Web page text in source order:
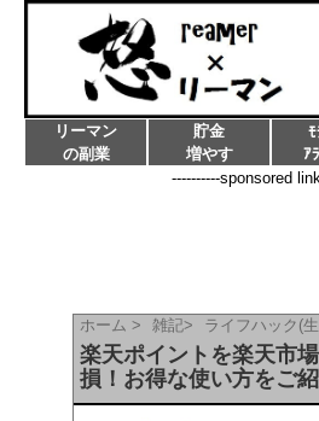
リーマン
の副業
貯金
増やす
ｱ
----------sponsored
ホーム > 雑記> ライフハック(
楽天ポイントを楽天市
損！お得な使い方をご